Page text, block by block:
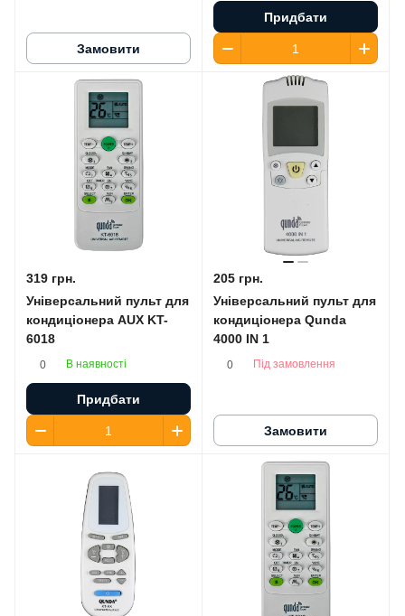
Замовити
Придбати
319 грн.
Універсальний пульт для
кондиціонера AUX KT-
6018
0 В наявності
Придбати
205 грн.
Універсальний пульт для
кондиціонера Qunda
4000 IN 1
0 Під замовлення
Замовити